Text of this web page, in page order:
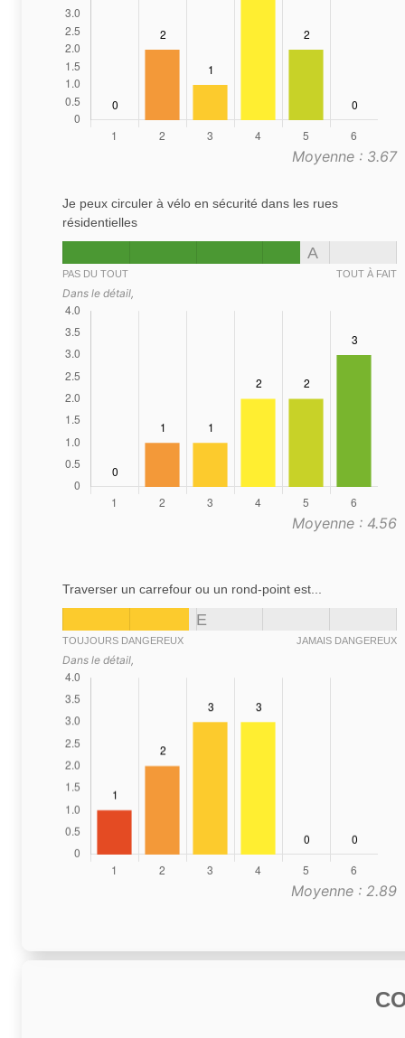
Moyenne : 3.67
Je peux circuler à vélo en sécurité dans les rues
résidentielles
A
PAS DU TOUT TOUT À FAIT
Dans le détail,
Moyenne : 4.56
Traverser un carrefour ou un rond-point est...
E
TOUJOURS DANGEREUX JAMAIS DANGEREUX
Dans le détail,
Moyenne : 2.89